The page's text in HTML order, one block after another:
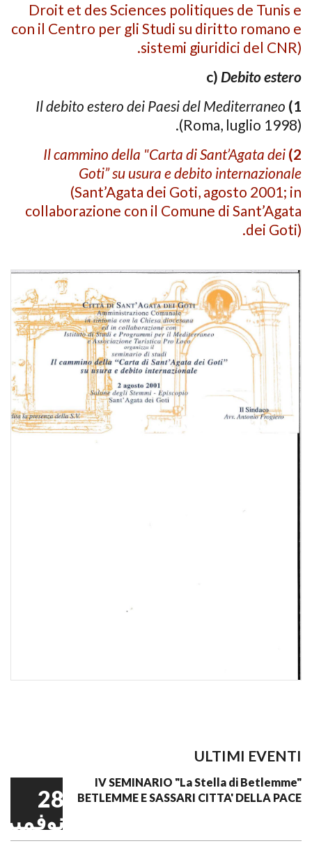
Droit et des Sciences politiques de Tunis e
con il Centro per gli Studi su diritto romano e
sistemi giuridici del CNR).
c) Debito estero
1)
Il debito estero dei Paesi del Mediter­raneo
(Roma, luglio 1998).
2)
Il cammino della "Carta di Sant’Agata dei
Goti” su usura e debito internazionale
(Sant’Agata dei Goti, agosto 2001; in
collaborazione con il Comune di Sant’Agata
dei Goti).
ULTIMI EVENTI
28
نوفمبر
IV SEMINARIO "La Stella di Betlemme"
BETLEMME E SASSARI CITTA' DELLA PACE